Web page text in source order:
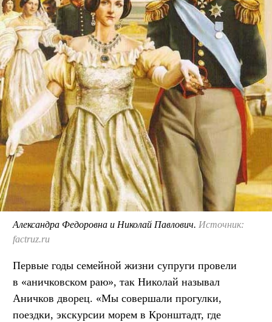
Александра Федоровна и Николай Павлович. Источник:
factruz.ru
Первые годы семейной жизни супруги провели
в «аничковском раю», так Николай называл
Аничков дворец. «Мы совершали прогулки,
поездки, экскурсии морем в Кронштадт, где